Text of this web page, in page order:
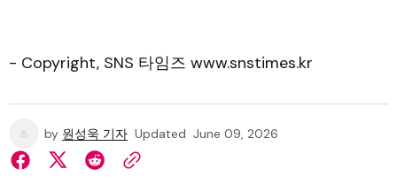
- Copyright, SNS 타임즈 www.snstimes.kr
by 원성욱 기자 Updated June 09, 2026